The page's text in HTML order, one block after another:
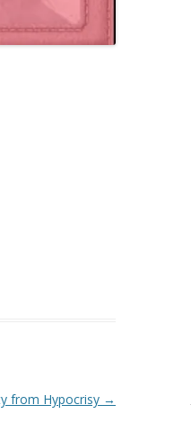
from Hypocrisy →